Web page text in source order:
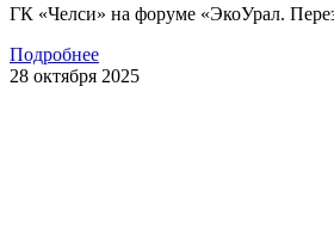
ГК «Челси» на форуме «ЭкоУрал.
Подробнее
28 октября 2025